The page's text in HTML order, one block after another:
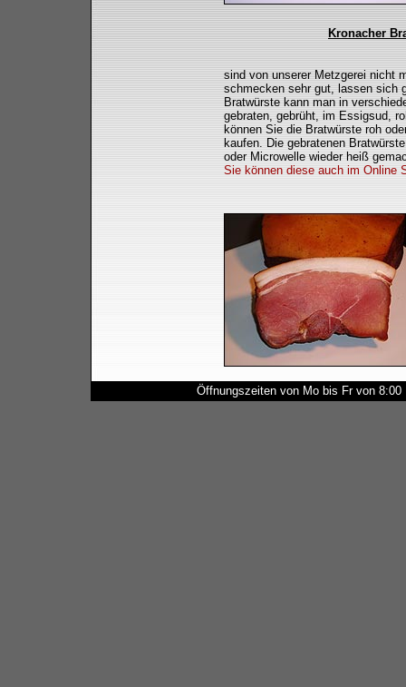
Kronacher
sind von unserer Metzgerei nicht
schmecken sehr gut, lassen sich
Bratwürste kann man in
gebraten, gebrüht, im Essigsud,
können Sie die Bratwürste roh
kaufen. Die gebratenen
oder Microwelle wieder heiß
Sie können diese auch im Online
Öffnungszeiten von Mo bis Fr von